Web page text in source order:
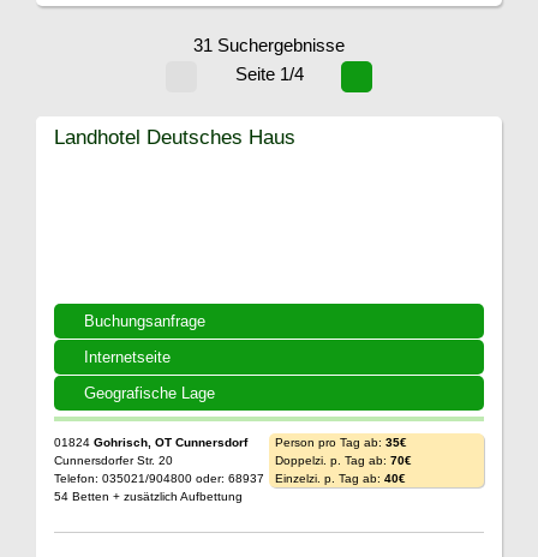
31 Suchergebnisse
Seite 1/4
Buchungsanfrage
Internetseite
Geografische Lage
Landhotel Deutsches Haus
01824 Gohrisch, OT Cunnersdorf
Cunnersdorfer Str. 20
Telefon: 035021/904800 oder: 68937
54 Betten + zusätzlich Aufbettung
Person pro Tag ab: 35€
Doppelzi. p. Tag ab: 70€
Einzelzi. p. Tag ab: 40€